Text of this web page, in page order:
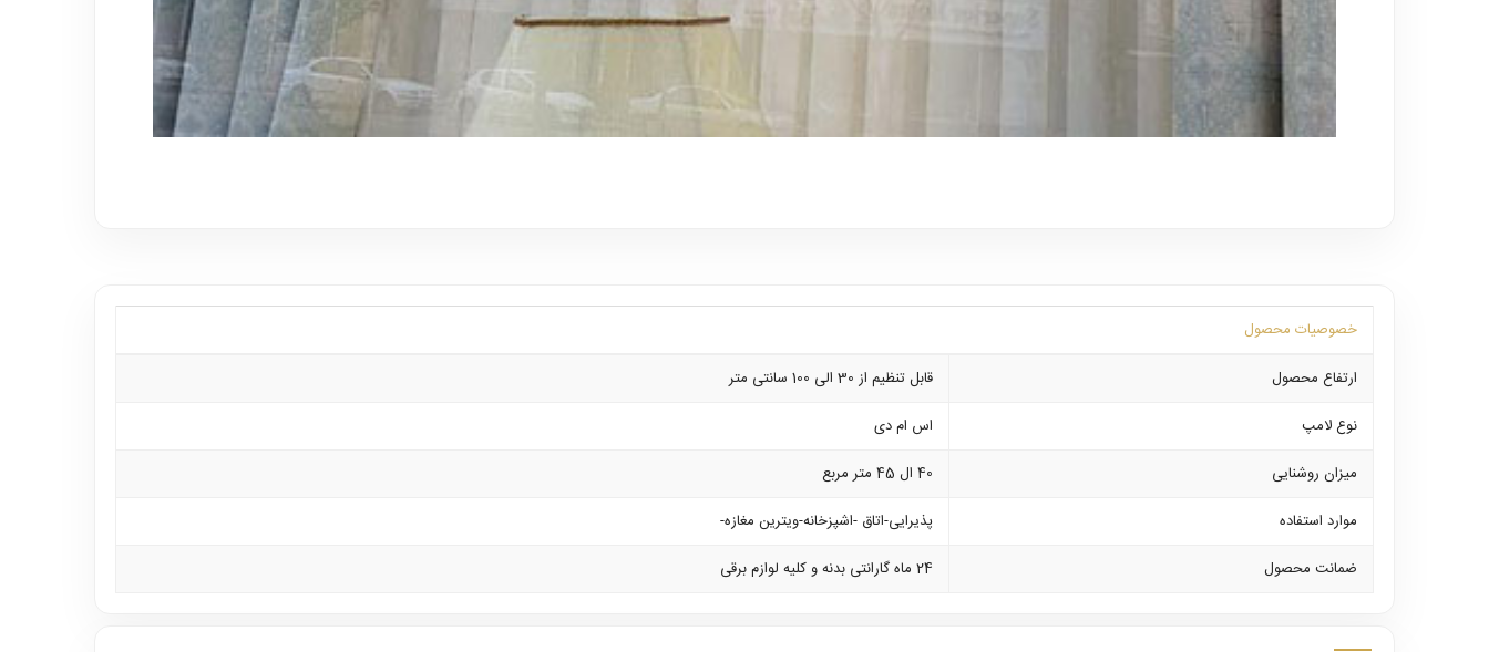
خصوصیات محصول
ارتفاع محصول
قابل تنظیم از 30 الی 100 سانتی متر
نوع لامپ
اس ام دی
میزان روشنایی
40 ال 45 متر مربع
موارد استفاده
پذیرایی-اتاق -اشپزخانه-ویترین مغازه-
ضمانت محصول
24 ماه گارانتی بدنه و کلیه لوازم برقی